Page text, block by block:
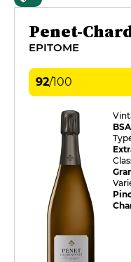
Penet-
EPITOME
92/100
BSA